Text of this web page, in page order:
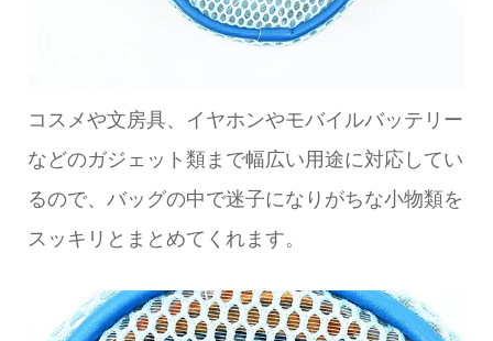
コスメや文房具、イヤホンやモバイルバッテリー
などのガジェット類まで幅広い用途に対応してい
るので、バッグの中で迷子になりがちな小物類を
スッキリとまとめてくれます。